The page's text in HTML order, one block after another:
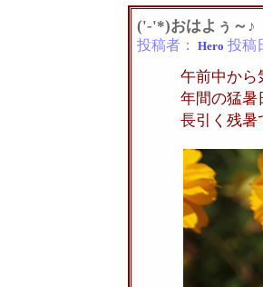
('-'*)おはよぅ～♪
投稿者： Hero 投稿
午前中から
年間の猛暑
長引く残暑